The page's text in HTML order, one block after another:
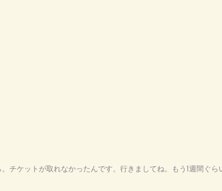
チケットが取れなかったんです。行きましてね。もう1週間ぐら